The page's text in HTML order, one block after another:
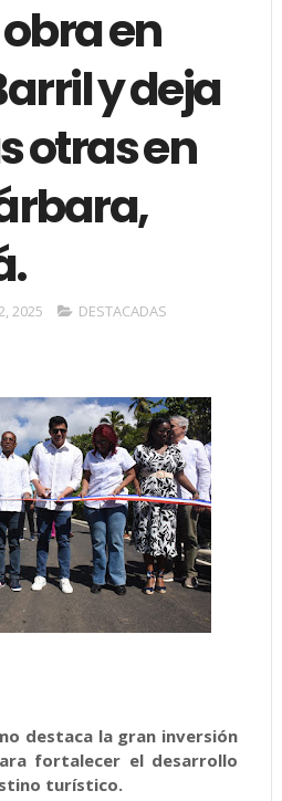
en
y deja
otras en
2025 DESTACADAS
destaca la gran inversión
fortalecer el desarrollo
turístico.